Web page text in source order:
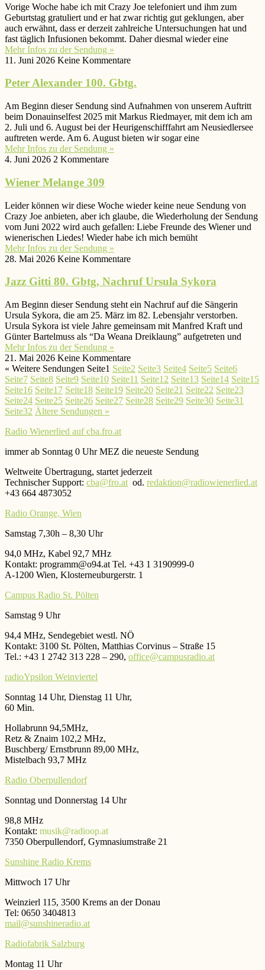
Vorige Woche habe ich mit Crazy Joe telefoniert und ihm zum
Geburtstag gratuliert und er hat zwar richtig gut geklungen, aber
auch erwähnt, dass er derzeit zahlreiche Untersuchungen hat und
fast täglich Infusionen bekommt. Daher diesmal wieder eine
Mehr Infos zu der Sendung »
11. Juni 2026 Keine Kommentare
Peter Alexander 100. Gbtg.
Am Beginn dieser Sendung sind Aufnahmen von unserem Auftritt
beim Donauinselfest 2025 mit Markus Riedmayer, mit dem ich am
2. Juli und 6. August bei der Heurigenschifffahrt am Neusiedlersee
auftreten werde. Am 6. August bieten wir sogar eine
Mehr Infos zu der Sendung »
4. Juni 2026 2 Kommentare
Wiener Melange 309
Leider können wir diese Woche wieder keine neue Sendung von
Crazy Joe anbieten, aber ich glaube, die Wiederholung der Sendung
vom Juni 2022 wird auch gefallen: Liebe Freunde des Wiener und
wienerischen Liedes! Wieder habe ich mich bemüht
Mehr Infos zu der Sendung »
28. Mai 2026 Keine Kommentare
Jazz Gitti 80. Gbtg, Nachruf Ursula Sykora
Am Beginn dieser Sendung steht ein Nachruf auf die Sängerin
Ursula Sykora, die am 25. März im 82. Lebensjahr verstorben.
Ursula Sykora ist viele Jahre gemeinsam mit Manfred Kraft und
Günter Bartelmuss als “Da Weana Dreiklaung” aufgetreten und
Mehr Infos zu der Sendung »
21. Mai 2026 Keine Kommentare
« Weitere Sendungen Seite1 Seite2 Seite3 Seite4 Seite5 Seite6
Seite7 Seite8 Seite9 Seite10 Seite11 Seite12 Seite13 Seite14 Seite15
Seite16 Seite17 Seite18 Seite19 Seite20 Seite21 Seite22 Seite23
Seite24 Seite25 Seite26 Seite27 Seite28 Seite29 Seite30 Seite31
Seite32 Ältere Sendungen »
Radio Wienerlied auf cba.fro.at
immer ab Sonntag 0 Uhr MEZ die neueste Sendung
Weltweite Übertragung, startet jederzeit
Technischer Support: cba@fro.at od. redaktion@radiowienerlied.at
+43 664 4873052
Radio Orange, Wien
Samstag 7,30h – 8,30 Uhr
94,0 MHz, Kabel 92,7 MHz
Kontakt: programm@o94.at Tel. +43 1 3190999-0
A-1200 Wien, Klosterneuburgerstr. 1
Campus Radio St. Pölten
Samstag 9 Uhr
94,4 MHz, Sendegebiet westl. NÖ
Kontakt: 3100 St. Pölten, Matthias Corvinus – Straße 15
Tel.: +43 1 2742 313 228 – 290, office@campusradio.at
radioYpsilon Weinviertel
Sonntag 14 Uhr, Dienstag 11 Uhr,
60 Min.
Hollabrunn 94,5MHz,
Retz & Znaim 102,2 MHz,
Buschberg/ Ernstbrunn 89,00 MHz,
Mistelbach 93,7 MHz
Radio Oberpullendorf
Sonntag und Donnerstag 14 Uhr
98,8 MHz
Kontakt: musik@radioop.at
7350 Oberpullendorf, Gymnasiumstraße 21
Sunshine Radio Krems
Mittwoch 17 Uhr
Weinzierl 115, 3500 Krems an der Donau
Tel: 0650 3404813
mail@sunshineradio.at
Radiofabrik Salzburg
Montag 11 Uhr